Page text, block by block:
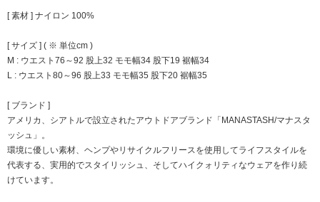
[ 素材 ] ナイロン 100%
[ サイズ ] ( ※ 単位cm )
M : ウエスト76～92 股上32 モモ幅34 股下19 裾幅34
L : ウエスト80～96 股上33 モモ幅35 股下20 裾幅35
[ ブランド ]
アメリカ、シアトルで設立されたアウトドアブランド「MANASTASH/マナスタ
ッシュ」。
環境に優しい素材、ヘンプやリサイクルフリースを使用してライフスタイルを
代表する、実用的でスタイリッシュ、そしてハイクォリティなウェアを作り続
けています。